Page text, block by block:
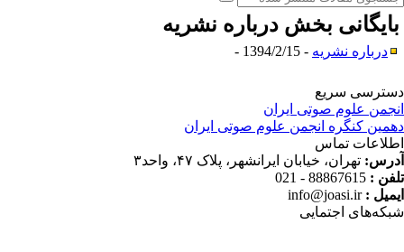
بخشدرباره نشریه
درباره نشریه- 1394/2/15 -
سریع
علوم صوتی ایران
کنگره انجمن علوم صوتی ایران
تماس
تهران، خیابان ایرانشهر، پلاک ۴۷، واحد۳
:
88867615 - 021
:
info@joasi.ir
اجتمایی